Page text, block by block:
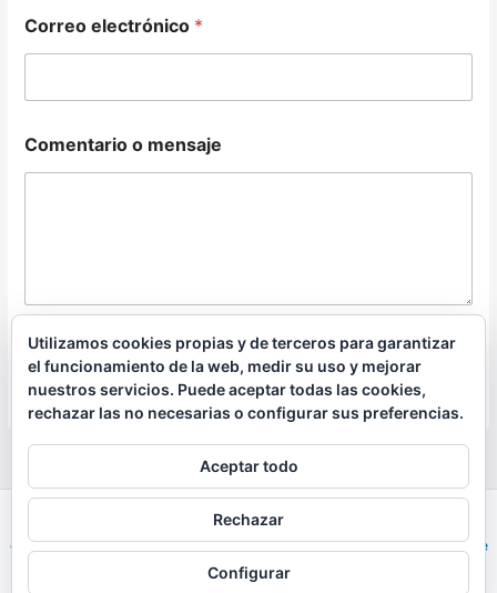
Correo electrónico *
Comentario o mensaje
Enviar
Todos los derechos © 2026 PalaPadel.com |
contener enlaces de afiliados |Política de privacidad|Política de
cookies
Utilizamos cookies propias y de terceros para garantizar
el funcionamiento de la web, medir su uso y mejorar
nuestros servicios. Puede aceptar todas las cookies,
rechazar las no necesarias o configurar sus preferencias.
Aceptar todo
Rechazar
Configurar